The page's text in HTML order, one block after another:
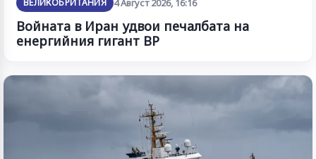
4 Август 2026, 16:16
Войната в Иран удвои печалбата на
енергийния гигант BP